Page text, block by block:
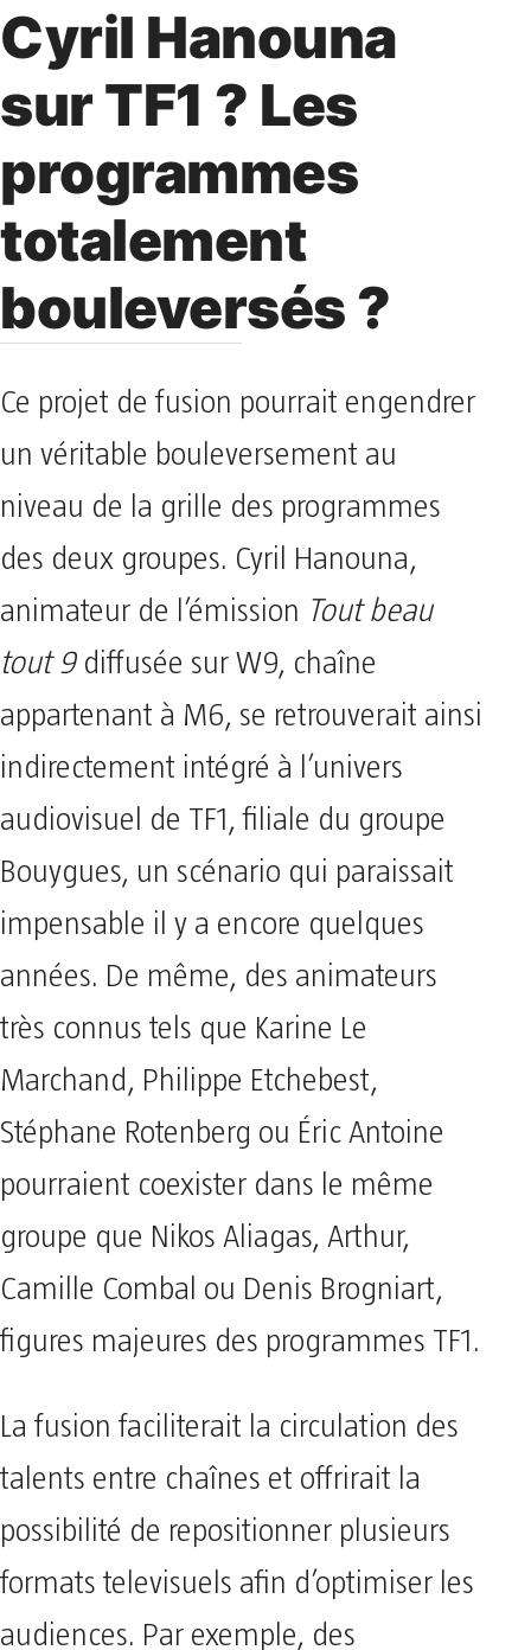
Cyril Hanouna
sur TF1 ? Les
programmes
totalement
bouleversés ?
Ce projet de fusion pourrait engendrer
un véritable bouleversement au
niveau de la grille des programmes
des deux groupes. Cyril Hanouna,
animateur de l’émission Tout beau
tout 9diffusée sur W9, chaîne
appartenant à M6, se retrouverait ainsi
indirectement intégré à l’univers
audiovisuel de TF1, filiale du groupe
Bouygues, un scénario qui paraissait
impensable il y a encore quelques
années. De même, des animateurs
très connus tels que Karine Le
Marchand, Philippe Etchebest,
Stéphane Rotenberg ou Éric Antoine
pourraient coexister dans le même
groupe que Nikos Aliagas, Arthur,
Camille Combal ou Denis Brogniart,
figures majeures des programmes TF1.
La fusion faciliterait la circulation des
talents entre chaînes et offrirait la
possibilité de repositionner plusieurs
formats televisuels afin d’optimiser les
audiences. Par exemple, des